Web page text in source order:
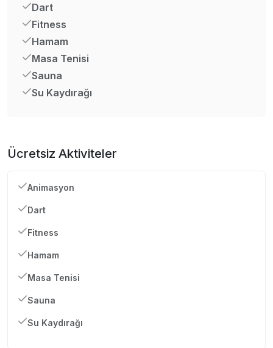
Dart
Fitness
Hamam
Masa Tenisi
Sauna
Su Kaydırağı
Ücretsiz Aktiviteler
Animasyon
Dart
Fitness
Hamam
Masa Tenisi
Sauna
Su Kaydırağı